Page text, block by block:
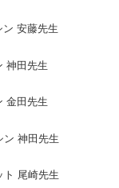
安藤先生
神田先生
金田先生
ン 神田先生
ト 尾崎先生